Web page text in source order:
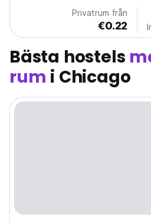
Privatrum från
€0.22
Bästa hostels
rum i Chicago